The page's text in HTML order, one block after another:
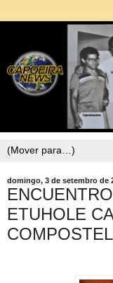
domingo, 3 de setembro de
ETUHOLE